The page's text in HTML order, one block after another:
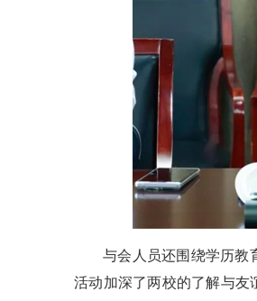
与会人员还围绕学历教
活动加深了两校的了解与友